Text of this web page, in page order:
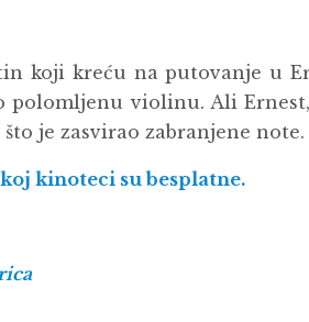
koji kreću na putovanje u
polomljenu violinu. Ali
je zasvirao zabranjene note.
kinoteci su besplatne.